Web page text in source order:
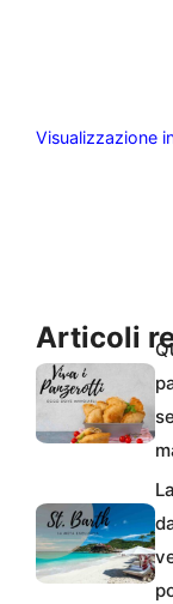
Visualizzazione
Articoli